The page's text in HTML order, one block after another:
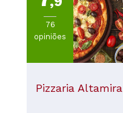
76
opiniões
Pizzaria Altamira